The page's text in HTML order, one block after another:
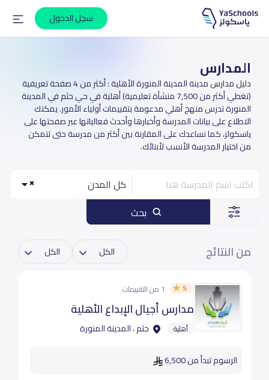
سجل الدخول
المدارس
دليل مدارس مدينة المدينة المنورة الأهلية : أكثر من 4 صفحة تعريفية
(تغطي أكثر من 7,500 منشأة تعليمية) أهلية في حي حثم في المدينة
المنورة تدرس منهج أهلي مدعومة بتقييمات أولياء الأمور. يمكنك
الاطلاع على بيانات المدرسة وأخبارها وأحدث فعالياتها عبر صفحتها على
ياسكولز، كما نساعدك على المقارنة بين أكثر من مدرسة حتى تتمكن
من اختيار المدرسة الأنسب لأبنائك.
كل المدن
من النتائج
5 1 من التقييمات
مدارس أجيال الإبداع الأهلية
أهلية حثم ، المدينة المنورة
الرسوم تبدأ من 6,500